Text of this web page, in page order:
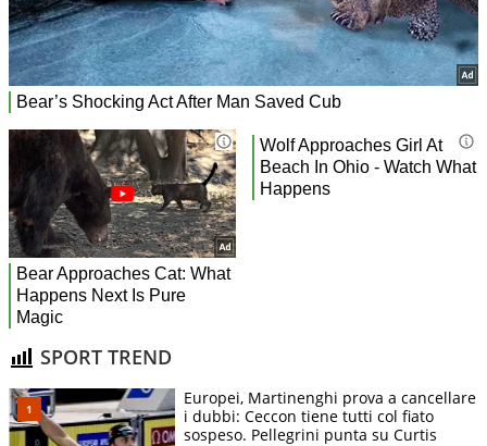
SPORT TREND
Europei, Martinenghi prova a cancellare
i dubbi: Ceccon tiene tutti col fiato
sospeso. Pellegrini punta su Curtis